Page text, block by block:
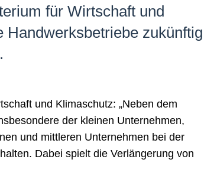
für Wirtschaft und
zukünftig
und Klimaschutz: „Neben dem
der kleinen Unternehmen,
und mittleren Unternehmen bei der
Dabei spielt die Verlängerung von